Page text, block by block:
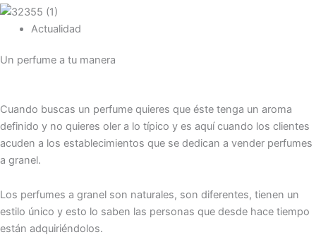
Actualidad
Un perfume a tu manera
Cuando buscas un perfume quieres que éste tenga un aroma
definido y no quieres oler a lo típico y es aquí cuando los clientes
acuden a los establecimientos que se dedican a vender perfumes
a granel.
Los perfumes a granel son naturales, son diferentes, tienen un
estilo único y esto lo saben las personas que desde hace tiempo
están adquiriéndolos.